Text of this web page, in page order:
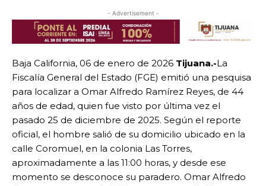
- Advertisement -
Baja California, 06 de enero de 2026 Tijuana.-La
Fiscalía General del Estado (FGE) emitió una pesquisa
para localizar a Omar Alfredo Ramírez Reyes, de 44
años de edad, quien fue visto por última vez el
pasado 25 de diciembre de 2025. Según el reporte
oficial, el hombre salió de su domicilio ubicado en la
calle Coromuel, en la colonia Las Torres,
aproximadamente a las 11:00 horas, y desde ese
momento se desconoce su paradero. Omar Alfredo